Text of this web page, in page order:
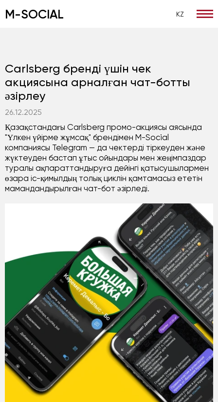
M-SOCIAL KZ
Carlsberg бренді үшін чек
акциясына арналған чат-ботты
әзірлеу
26.12.2025
Қазақстандағы Carlsberg промо-акциясы аясында
"Үлкен үйірме жұмсақ" брендімен M-Social
компаниясы Telegram — да чектерді тіркеуден және
жүктеуден бастап ұтыс ойындары мен жеңімпаздар
туралы ақпараттандыруға дейінгі қатысушылармен
өзара іс-қимылдың толық циклін қамтамасыз ететін
мамандандырылған чат-бот әзірледі.